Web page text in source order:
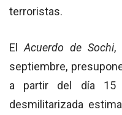
terroristas.
ElAcuerdo de Sochi,
septiembre,
a partir del día 15
desmilitarizada